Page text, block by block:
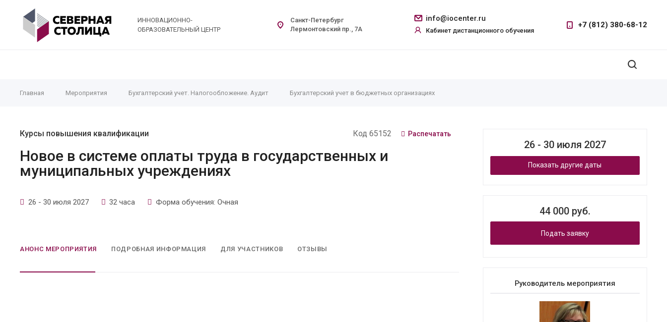
ИННОВАЦИОННО-
ОБРАЗОВАТЕЛЬНЫЙ ЦЕНТР
info@iocenter.ru
Кабинет дистанционного обучения
+7 (812) 380-68-12
Санкт-Петербург
Лермонтовский пр., 7А
Главная Мероприятия Бухгалтерский учет. Налогообложение. Аудит Бухгалтерский учет в бюджетных организациях
Курсы повышения квалификации Код 65152 Распечатать
Новое в системе оплаты труда в государственных и
муниципальных учреждениях
26 - 30 июля 2027 32 часа Форма обучения: Очная
АНОНС МЕРОПРИЯТИЯ ПОДРОБНАЯ ИНФОРМАЦИЯ ДЛЯ УЧАСТНИКОВ ОТЗЫВЫ
26 - 30 июля 2027
Показать другие даты
44 000 руб.
Подать заявку
Руководитель мероприятия